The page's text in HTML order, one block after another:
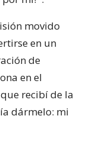
movido
en un
de
en el
recibí de la
dármelo: mi